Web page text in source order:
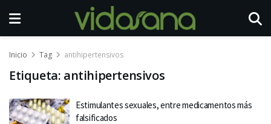
Inicio Tag antihipertensivos
Etiqueta: antihipertensivos
Estimulantes sexuales, entre medicamentos más
falsificados